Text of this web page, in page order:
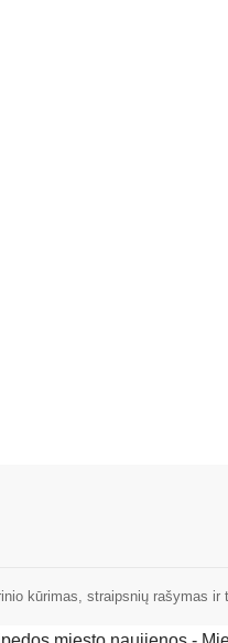
kūrimas, straipsnių rašymas ir